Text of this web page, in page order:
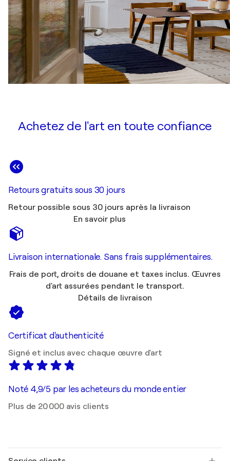
Achetez de l'art en toute confiance
Retours gratuits sous 30 jours
Retour possible sous 30 jours après la livraison
En savoir plus
Livraison internationale. Sans frais supplémentaires.
Frais de port, droits de douane et taxes inclus. Œuvres
d'art assurées pendant le transport.
Détails de livraison
Certificat d'authenticité
Signé et inclus avec chaque œuvre d'art
Noté 4,9/5 par les acheteurs du monde entier
Plus de 20 000 avis clients